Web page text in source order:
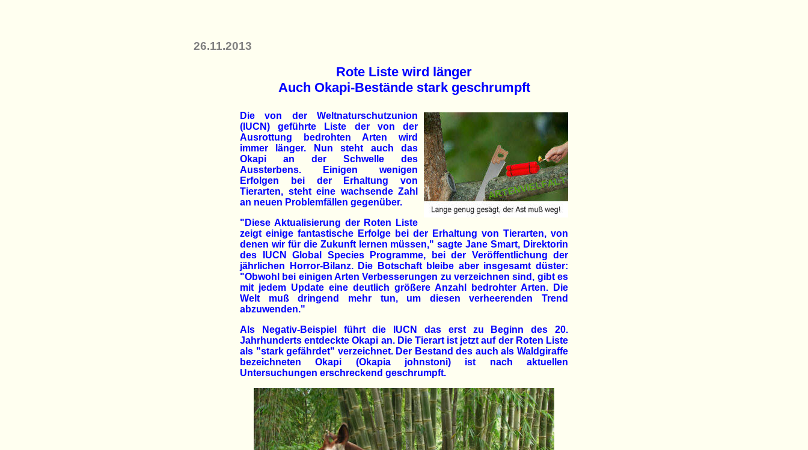
26.11.2013
Rote Liste wird länger
Auch Okapi-Bestände stark geschrumpft
Die von der Weltnaturschutzunion
(IUCN) geführte Liste der von der
Ausrottung bedrohten Arten wird
immer länger. Nun steht auch das
Okapi an der Schwelle des
Aussterbens. Einigen wenigen
Erfolgen bei der Erhaltung von
Tierarten, steht eine wachsende Zahl
an neuen Problemfällen gegenüber.
"Diese Aktualisierung der Roten Liste
zeigt einige fantastische Erfolge bei der Erhaltung von Tierarten, von
denen wir für die Zukunft lernen müssen," sagte Jane Smart, Direktorin
des IUCN Global Species Programme, bei der Veröffentlichung der
jährlichen Horror-Bilanz. Die Botschaft bleibe aber insgesamt düster:
"Obwohl bei einigen Arten Verbesserungen zu verzeichnen sind, gibt es
mit jedem Update eine deutlich größere Anzahl bedrohter Arten. Die
Welt muß dringend mehr tun, um diesen verheerenden Trend
abzuwenden."
Als Negativ-Beispiel führt die IUCN das erst zu Beginn des 20.
Jahrhunderts entdeckte Okapi an. Die Tierart ist jetzt auf der Roten Liste
als "stark gefährdet" verzeichnet. Der Bestand des auch als Waldgiraffe
bezeichneten Okapi (Okapia johnstoni) ist nach aktuellen
Untersuchungen erschreckend geschrumpft.